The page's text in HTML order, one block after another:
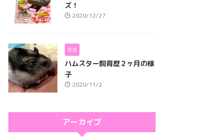
ズ！
2020/12/27
生活
ハムスター飼育歴２ヶ月の様
子
2020/11/2
アーカイブ